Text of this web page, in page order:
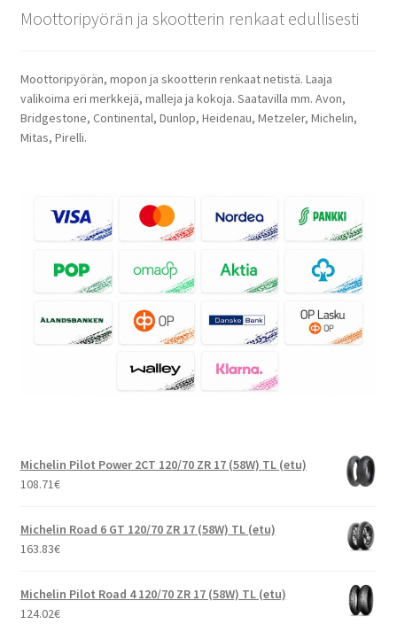
Moottoripyörän ja skootterin renkaat edullisesti
Moottoripyörän, mopon ja skootterin renkaat netistä. Laaja
valikoima eri merkkejä, malleja ja kokoja. Saatavilla mm. Avon,
Bridgestone, Continental, Dunlop, Heidenau, Metzeler, Michelin,
Mitas, Pirelli.
Michelin Pilot Power 2CT 120/70 ZR 17 (58W) TL (etu)
108.71€
Michelin Road 6 GT 120/70 ZR 17 (58W) TL (etu)
163.83€
Michelin Pilot Road 4 120/70 ZR 17 (58W) TL (etu)
124.02€